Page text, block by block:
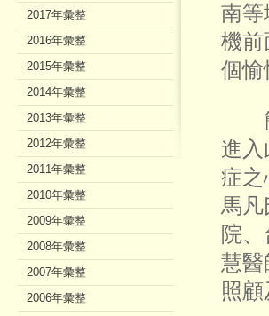
南等
機前
個愉
簡
進
症之
馬
院
慧醫
照顧
2017年彙整
2016年彙整
2015年彙整
2014年彙整
2013年彙整
2012年彙整
2011年彙整
2010年彙整
2009年彙整
2008年彙整
2007年彙整
2006年彙整